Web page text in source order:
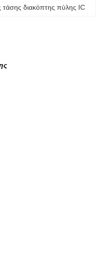
διακόπτης πύλης IC